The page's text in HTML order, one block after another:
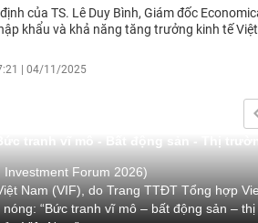
của TS. Lê Duy Bình, Giám đốc
khẩu và khả năng tăng trưởng kinh tế
| 04/11/2025
tranh vĩ mô - Bất động sản - Thị
Forum 2026)
Nam (VIF), do Trang TTĐT Tổng hợp
“Bức tranh vĩ mô – bất động sản –